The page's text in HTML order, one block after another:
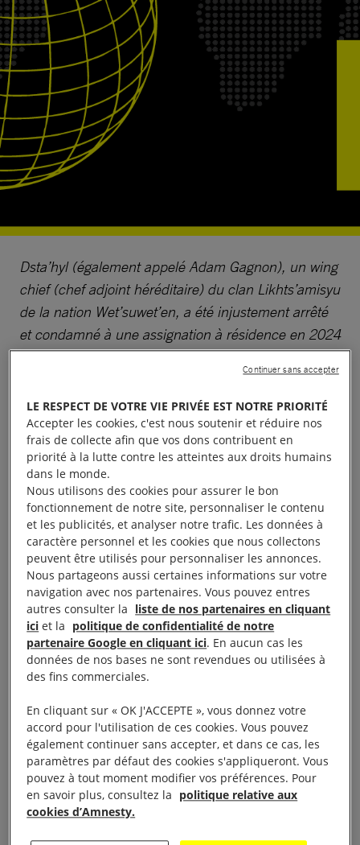
Dsta’hyl (également appelé Adam Gagnon), un wing
chief(chef adjoint héréditaire) du clan Likhts’amisyu
de la nation Wet’suwet’en, a été injustement arrêté
et condamné à une assignation à résidence en 2024
pour avoir défendu pacifiquement les terres et les
droits du peuple Wet’suwet’en face auprojet
d’expansion du gazoduc Coastal GasLink. Il a été la
première personne qu’Amnesty International a
adoptée comme prisonnier d’opinionau Canada.
L’organisation a demandé au gouvernement de
Colombie-Britannique de veiller à ce que les
Wet’suwet’en et tous les autres défenseur·e·s des
terres autochtones ne soient plus traités comme des
criminels. Le chef Dsta’hyl nous parle de son travail
crucial visant à protéger les terres des Wet’suwet’en,
les droits et l’environnement dont nous dépendons
tous et toutes.
appartenons à cette terre. Nous faisons partie de
l’eau, de la terre, de l’air – nous faisons partie de
tout. La terre et les Wet’suwet’en sont extrêmement
liés à la spiritualité. Ma mère m’a dit un jour que,
dès lors qu’on accepte un nom de chef
LE RESPECT DE VOTRE VIE PRIVÉE EST NOTRE PRIORITÉ
Accepter les cookies, c'est nous soutenir et réduire nos
frais de collecte afin que vos dons contribuent en
priorité à la lutte contre les atteintes aux droits humains
dans le monde.
Nous utilisons des cookies pour assurer le bon
fonctionnement de notre site, personnaliser le contenu
et les publicités, et analyser notre trafic. Les données à
caractère personnel et les cookies que nous collectons
peuvent être utilisés pour personnaliser les annonces.
Nous partageons aussi certaines informations sur votre
navigation avec nos partenaires. Vous pouvez entres
autres consulter la liste de nos partenaires en cliquant
ici et la politique de confidentialité de notre
partenaire Google en cliquant ici. En aucun cas les
données de nos bases ne sont revendues ou utilisées à
des fins commerciales.
En cliquant sur « OK J'ACCEPTE », vous donnez votre
accord pour l'utilisation de ces cookies. Vous pouvez
également continuer sans accepter, et dans ce cas, les
paramètres par défaut des cookies s'appliqueront. Vous
pouvez à tout moment modifier vos préférences. Pour
en savoir plus, consultez la politique relative aux
cookies d’Amnesty.
Continuer sans accepter